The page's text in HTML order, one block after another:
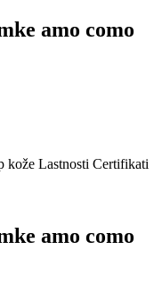
amo como
kože Lastnosti Certifikati
amo como